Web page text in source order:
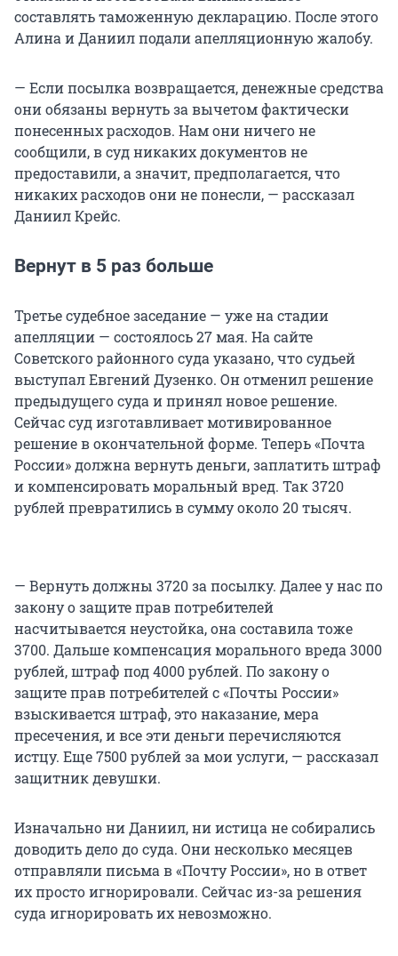
составлять таможенную декларацию. После этого
Алина и Даниил подали апелляционную жалобу.
— Если посылка возвращается, денежные средства
они обязаны вернуть за вычетом фактически
понесенных расходов. Нам они ничего не
сообщили, в суд никаких документов не
предоставили, а значит, предполагается, что
никаких расходов они не понесли, — рассказал
Даниил Крейс.
Вернут в 5 раз больше
Третье судебное заседание — уже на стадии
апелляции — состоялось 27 мая. На сайте
Советского районного суда указано, что судьей
выступал Евгений Дузенко. Он отменил решение
предыдущего суда и принял новое решение.
Сейчас суд изготавливает мотивированное
решение в окончательной форме. Теперь «Почта
России» должна вернуть деньги, заплатить штраф
и компенсировать моральный вред. Так 3720
рублей превратились в сумму около 20 тысяч.
— Вернуть должны 3720 за посылку. Далее у нас по
закону о защите прав потребителей
насчитывается неустойка, она составила тоже
3700. Дальше компенсация морального вреда 3000
рублей, штраф под 4000 рублей. По закону о
защите прав потребителей с «Почты России»
взыскивается штраф, это наказание, мера
пресечения, и все эти деньги перечисляются
истцу. Еще 7500 рублей за мои услуги, — рассказал
защитник девушки.
Изначально ни Даниил, ни истица не собирались
доводить дело до суда. Они несколько месяцев
отправляли письма в «Почту России», но в ответ
их просто игнорировали. Сейчас из-за решения
суда игнорировать их невозможно.